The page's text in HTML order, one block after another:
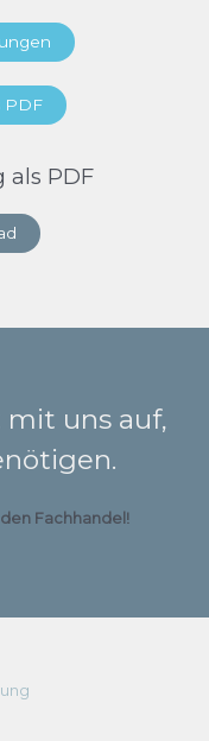
PDF
als PDF
uns auf,
Fachhandel!